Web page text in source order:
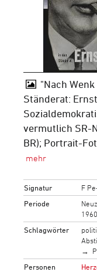
"Nach
Ständerat:
vermutlich SR-
BR); Portrait-
Signatur
F
Periode
1960
Schlagwörter
Personen